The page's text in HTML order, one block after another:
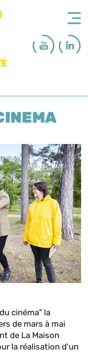
cinéma" la
de mars à mai
de La Maison
la réalisation d'un